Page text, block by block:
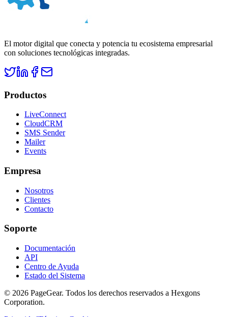
El motor digital que conecta y potencia tu ecosistema empresarial
con soluciones tecnológicas integradas.
Productos
LiveConnect
CloudCRM
SMS Sender
Mailer
Events
Empresa
Nosotros
Clientes
Contacto
Soporte
Documentación
API
Centro de Ayuda
Estado del Sistema
© 2026 PageGear. Todos los derechos reservados a Hexgons
Corporation.